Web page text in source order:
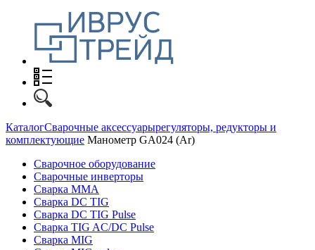
КаталогСварочные аксессуарырегуляторы, редукторы и
комплектующие Манометр GA024 (Ar)
Сварочное оборудование
Сварочные инверторы
Сварка MMA
Сварка DC TIG
Сварка DC TIG Pulse
Сварка TIG AC/DC Pulse
Сварка MIG